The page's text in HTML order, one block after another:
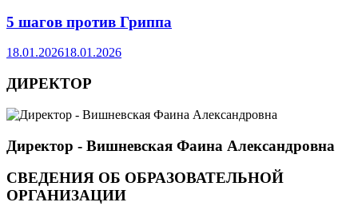
5 шагов против Гриппа
18.01.202618.01.2026
ДИРЕКТОР
Директор - Вишневская Фаина Александровна
СВЕДЕНИЯ ОБ ОБРАЗОВАТЕЛЬНОЙ
ОРГАНИЗАЦИИ